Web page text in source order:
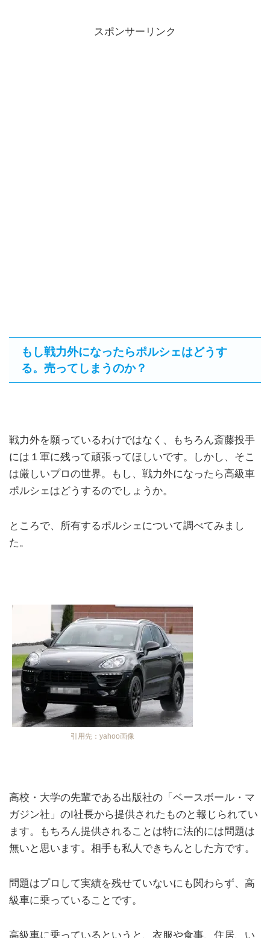
スポンサーリンク
もし戦力外になったらポルシェはどうす
る。売ってしまうのか？
戦力外を願っているわけではなく、もちろん斎藤投手
には１軍に残って頑張ってほしいです。しかし、そこ
は厳しいプロの世界。もし、戦力外になったら高級車
ポルシェはどうするのでしょうか。
ところで、所有するポルシェについて調べてみまし
た。
引用先：yahoo画像
高校・大学の先輩である出版社の「ベースボール・マ
ガジン社」のI社長から提供されたものと報じられてい
ます。もちろん提供されることは特に法的には問題は
無いと思います。相手も私人できちんとした方です。
問題はプロして実績を残せていないにも関わらず、高
級車に乗っていることです。
高級車に乗っているというと、衣服や食事、住居、い